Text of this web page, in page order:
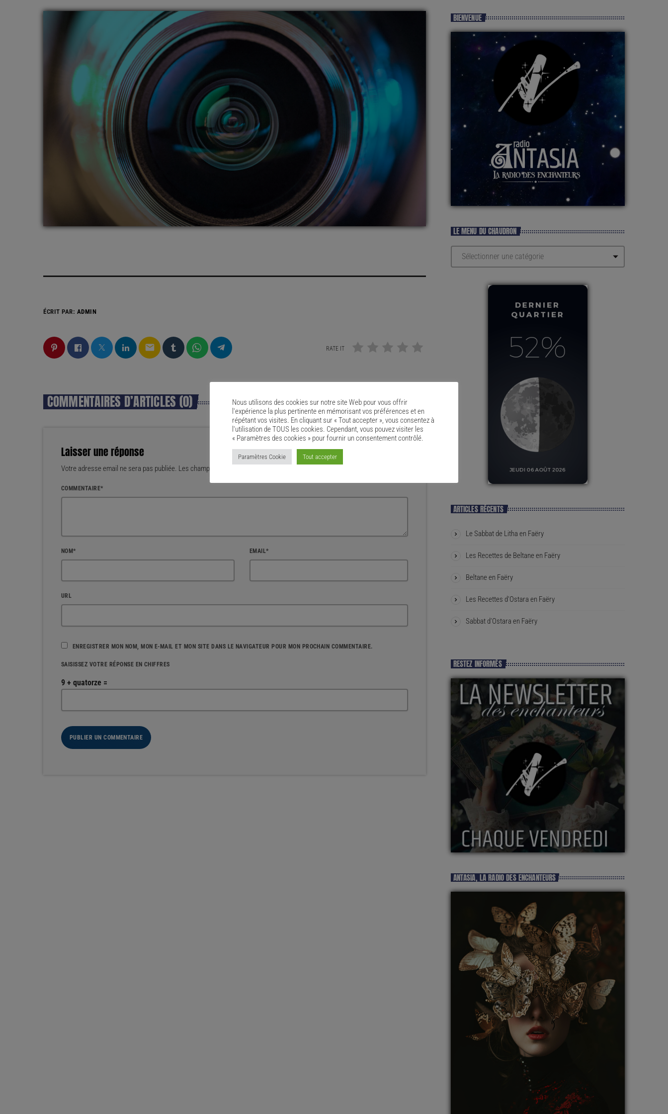
ÉCRIT PAR: ADMIN
email RATE IT
COMMENTAIRES D’ARTICLES (0)
Laisser une réponse
Votre adresse email ne sera pas publiée. Les champs marqués d'un * sont obligatoires
COMMENTAIRE*
NOM* EMAIL*
URL
ENREGISTRER MON NOM, MON E-MAIL ET MON SITE DANS LE NAVIGATEUR POUR MON PROCHAIN COMMENTAIRE.
SAISISSEZ VOTRE RÉPONSE EN CHIFFRES
9 + quatorze =
BIENVENUE
LE MENU DU CHAUDRON
ARTICLES RÉCENTS
Le Sabbat de Litha en Faëry
Les Recettes de Beltane en Faëry
Beltane en Faëry
Les Recettes d’Ostara en Faëry
Sabbat d’Ostara en Faëry
RESTEZ INFORMÉS
ANTASIA, LA RADIO DES ENCHANTEURS
Nous utilisons des cookies sur notre site Web pour vous offrir
l'expérience la plus pertinente en mémorisant vos préférences et en
répétant vos visites. En cliquant sur « Tout accepter », vous consentez à
l'utilisation de TOUS les cookies. Cependant, vous pouvez visiter les
« Paramètres des cookies » pour fournir un consentement contrôlé.
Paramètres Cookie Tout accepter